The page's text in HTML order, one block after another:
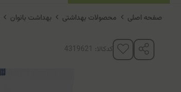
صفحه اصلی محصولات بهداشتی بهداشت بانوان
کدکالا: